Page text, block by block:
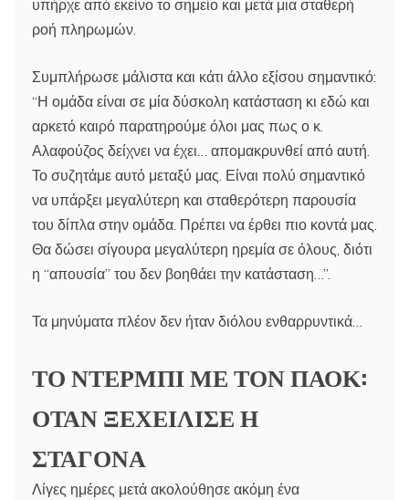
υπήρχε από εκείνο το σημείο και μετά μια σταθερή
ροή πληρωμών.
Συμπλήρωσε μάλιστα και κάτι άλλο εξίσου σημαντικό:
“Η ομάδα είναι σε μία δύσκολη κατάσταση κι εδώ και
αρκετό καιρό παρατηρούμε όλοι μας πως ο κ.
Αλαφούζος δείχνει να έχει… απομακρυνθεί από αυτή.
Το συζητάμε αυτό μεταξύ μας. Είναι πολύ σημαντικό
να υπάρξει μεγαλύτερη και σταθερότερη παρουσία
του δίπλα στην ομάδα. Πρέπει να έρθει πιο κοντά μας.
Θα δώσει σίγουρα μεγαλύτερη ηρεμία σε όλους, διότι
η “απουσία” του δεν βοηθάει την κατάσταση…”.
Τα μηνύματα πλέον δεν ήταν διόλου ενθαρρυντικά…
ΤΟ ΝΤΕΡΜΠΙ ΜΕ ΤΟΝ ΠΑΟΚ:
ΟΤΑΝ ΞΕΧΕΙΛΙΣΕ Η
ΣΤΑΓΟΝΑ
Λίγες ημέρες μετά ακολούθησε ακόμη ένα